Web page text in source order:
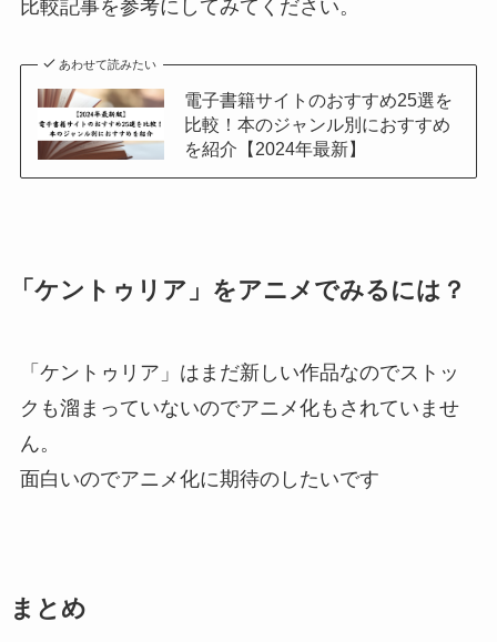
比較記事を参考にしてみてください。
あわせて読みたい
電子書籍サイトのおすすめ25選を
比較！本のジャンル別におすすめ
を紹介【2024年最新】
「ケントゥリア」をアニメでみるには？
「ケントゥリア」はまだ新しい作品なのでストッ
クも溜まっていないのでアニメ化もされていませ
ん。
面白いのでアニメ化に期待のしたいです
まとめ